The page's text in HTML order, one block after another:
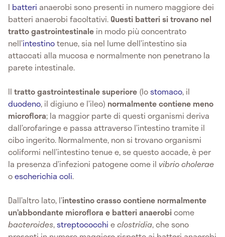
I batteri anaerobi sono presenti in numero maggiore dei
batteri anaerobi facoltativi. Questi batteri si trovano nel
tratto gastrointestinale in modo più concentrato
nell’intestinotenue, sia nel lume dell’intestino sia
attaccati alla mucosa e normalmente non penetrano la
parete intestinale.
Il tratto gastrointestinale superiore (lostomaco, il
duodeno, il digiuno e l’ileo) normalmente contiene meno
microflora; la maggior parte di questi organismi deriva
dall’orofaringe e passa attraverso l’intestino tramite il
cibo ingerito. Normalmente, non si trovano organismi
coliformi nell’intestino tenue e, se questo accade, è per
la presenza d’infezioni patogene come il vibrio cholerae
oescherichia coli.
Dall’altro lato, l’intestino crasso contiene normalmente
un’abbondante microflora e batteri anaerobicome
bacteroides,streptococchi eclostridia, che sono